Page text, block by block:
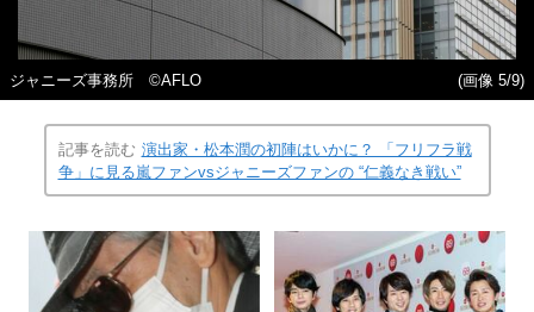
ジャニーズ事務所 ©️AFLO (画像 5/9)
記事を読む 演出家・松本潤の初陣はいかに？ 「フリフラ戦
争」に見る嵐ファンvsジャニーズファンの “仁義なき戦い”